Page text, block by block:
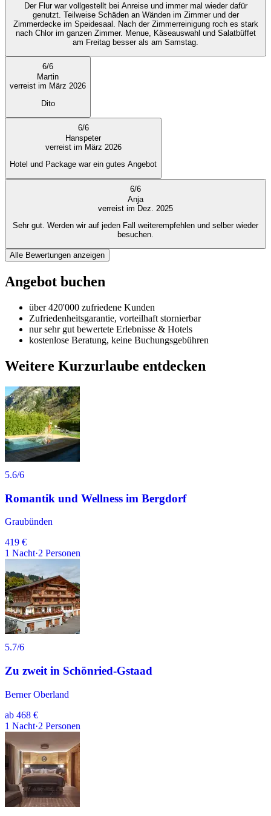
Der Flur war vollgestellt bei Anreise und immer mal wieder dafür
genutzt. Teilweise Schäden an Wänden im Zimmer und der
Zimmerdecke im Speidesaal. Nach der Zimmerreinigung roch es stark
nach Chlor im ganzen Zimmer. Menue, Käseauswahl und Salatbüffet
am Freitag besser als am Samstag.
6/6
Martin
verreist im März 2026
Dito
6/6
Hanspeter
verreist im März 2026
Hotel und Package war ein gutes Angebot
6/6
Anja
verreist im Dez. 2025
Sehr gut. Werden wir auf jeden Fall weiterempfehlen und selber wieder
besuchen.
Alle Bewertungen anzeigen
Angebot buchen
über 420'000 zufriedene Kunden
Zufriedenheitsgarantie, vorteilhaft stornierbar
nur sehr gut bewertete Erlebnisse & Hotels
kostenlose Beratung, keine Buchungsgebühren
Weitere Kurzurlaube entdecken
5.6/6
Romantik und Wellness im Bergdorf
Graubünden
419 €
1 Nacht·2 Personen
5.7/6
Zu zweit in Schönried-Gstaad
Berner Oberland
ab 468 €
1 Nacht·2 Personen